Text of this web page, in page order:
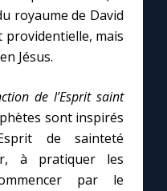
royaume de David
mais
Jésus.
de l’Esprit saint
sont inspirés
de sainteté
à pratiquer les
par le